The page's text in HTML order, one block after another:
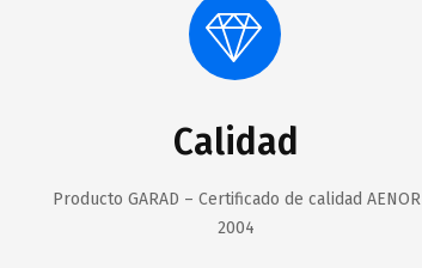
Calidad
Producto GARAD – Certificado de calidad AENOR
2004